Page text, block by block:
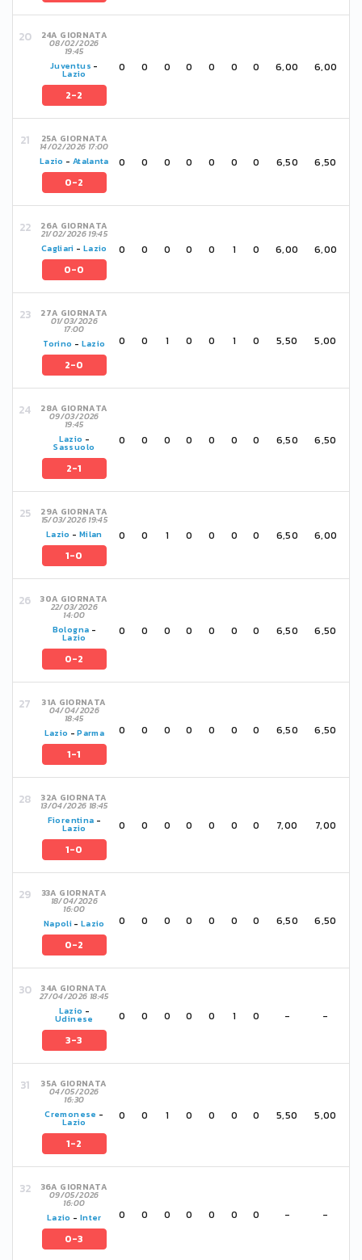
24A GIORNATA
08/02/2026
19:45
Juventus -
Lazio
2-2
0 0 0 0 0 0 0 6,00 6,00
25A GIORNATA
14/02/2026 17:00
Lazio - Atalanta
0-2
0 0 0 0 0 0 0 6,50 6,50
26A GIORNATA
21/02/2026 19:45
Cagliari - Lazio
0-0
0 0 0 0 0 1 0 6,00 6,00
27A GIORNATA
01/03/2026
17:00
Torino - Lazio
2-0
0 0 1 0 0 1 0 5,50 5,00
28A GIORNATA
09/03/2026
19:45
Lazio -
Sassuolo
2-1
0 0 0 0 0 0 0 6,50 6,50
29A GIORNATA
15/03/2026 19:45
Lazio - Milan
1-0
0 0 1 0 0 0 0 6,50 6,00
30A GIORNATA
22/03/2026
14:00
Bologna -
Lazio
0-2
0 0 0 0 0 0 0 6,50 6,50
31A GIORNATA
04/04/2026
18:45
Lazio -Parma
1-1
0 0 0 0 0 0 0 6,50 6,50
32A GIORNATA
13/04/2026 18:45
Fiorentina -
Lazio
1-0
0 0 0 0 0 0 0 7,00 7,00
33A GIORNATA
18/04/2026
16:00
Napoli -Lazio
0-2
0 0 0 0 0 0 0 6,50 6,50
34A GIORNATA
27/04/2026 18:45
Lazio -
Udinese
3-3
0 0 0 0 0 1 0 - -
35A GIORNATA
04/05/2026
16:30
Cremonese -
Lazio
1-2
0 0 1 0 0 0 0 5,50 5,00
36A GIORNATA
09/05/2026
16:00
Lazio - Inter
0-3
0 0 0 0 0 0 0 - -